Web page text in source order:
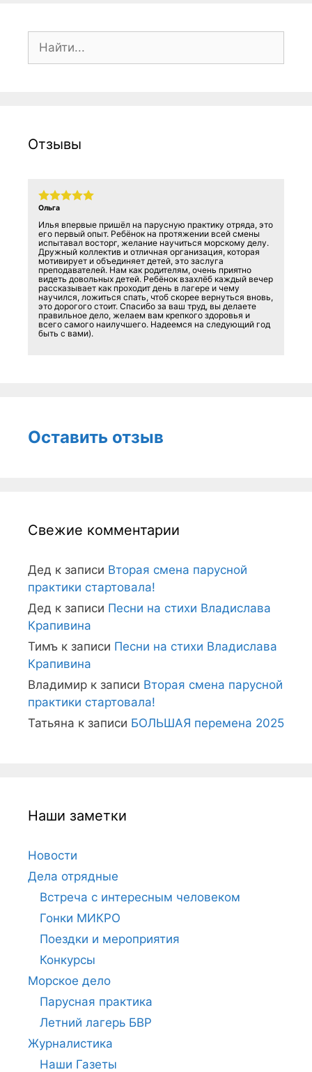
Отзывы
Ольга
Илья впервые пришёл на парусную практику отряда, это
его первый опыт. Ребёнок на протяжении всей смены
испытавал восторг, желание научиться морскому делу.
Дружный коллектив и отличная организация, которая
мотивирует и объединяет детей, это заслуга
преподавателей. Нам как родителям, очень приятно
видеть довольных детей. Ребёнок взахлёб каждый вечер
рассказывает как проходит день в лагере и чему
научился, ложиться спать, чтоб скорее вернуться вновь,
это дорогого стоит. Спасибо за ваш труд, вы делаете
правильное дело, желаем вам крепкого здоровья и
всего самого наилучшего. Надеемся на следующий год
быть с вами).
Оставить отзыв
Свежие комментарии
Дед к записи Вторая смена парусной
практики стартовала!
Дед к записи Песни на стихи Владислава
Крапивина
Тимъ к записи Песни на стихи Владислава
Крапивина
Владимир к записи Вторая смена парусной
практики стартовала!
Татьяна к записи БОЛЬШАЯ перемена 2025
Наши заметки
Новости
Дела отрядные
Встреча с интересным человеком
Гонки МИКРО
Поездки и мероприятия
Конкурсы
Морское дело
Парусная практика
Летний лагерь БВР
Журналистика
Наши Газеты